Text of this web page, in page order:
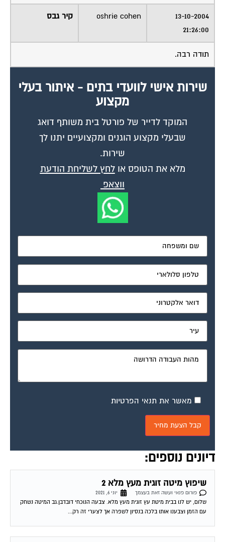
13-10-2004
21:26:00
oshrie cohen קיר גבס
תודה רבה.
שירות אישי לוועדי בתים - איתור בעלי
מקצוע
המוקד לדייר של פורטל בית משותף דואג
שבעלי מקצוע הוגנים ומקצועיים יתנו לך
שירות.
מלא את הטופס אולחץ לשליחת הודעת
ווצאפ
מאשר את תנאי הפרטיות
דיונים נוספים:
שיפוץ מיטה זוגית מעץ מלא 2
פורום פנאי ועשה זאת בעצמך
יוני 6, 2021
שלום, יש לנו בבית מיטת עץ זוגית מעץ מלא. צבעה הנוכחי דובדבן.גב המיטה נשחק
עם הזמן וצבענו אותו בלכה בנסיון לשפרה אך לצערי זה רק...